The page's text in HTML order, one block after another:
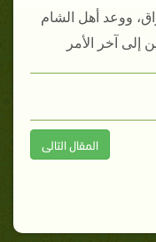
ووعد أهل الشام
إلى آخر الأمر
المقال التالى